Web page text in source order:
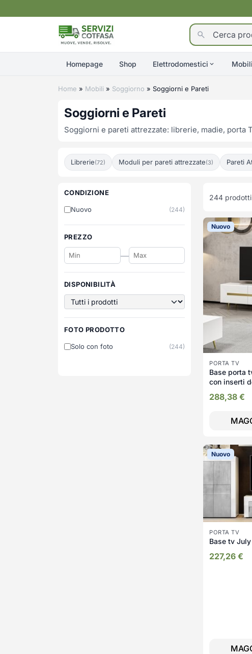
Homepage Shop Elettrodomestici
Home » Mobili » Soggiorno » Soggiorni e Pareti
Soggiorni e Pareti
Soggiorni e pareti attrezzate: librerie, madie, porta
Librerie(72) Moduli per pareti attrezzate(3) Pareti
CONDIZIONE
Nuovo (244)
PREZZO
—
DISPONIBILITÀ
FOTO PRODOTTO
Solo con foto (244)
244 prodotti
Nuovo
PORTA TV
Base porta
con inserti
288,38 €
Nuovo
PORTA TV
Base tv July
227,26 €